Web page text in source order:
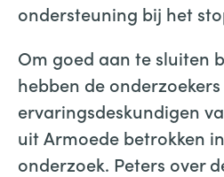
ondersteuning bij het
Om goed aan te sluiten
hebben de
ervaringsdeskundigen
uit Armoede betrokken
onderzoek. Peters over